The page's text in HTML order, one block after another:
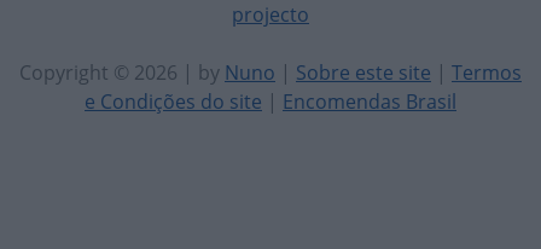
projecto
Copyright © 2026 | by Nuno | Sobre este site | Termos
e Condições do site | Encomendas Brasil